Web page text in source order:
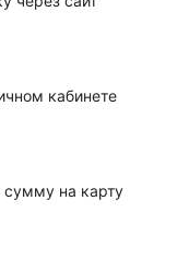
кабинете
на карту